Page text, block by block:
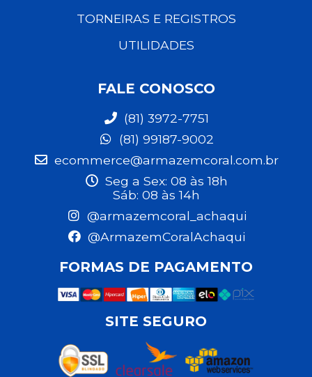
TORNEIRAS E REGISTROS
UTILIDADES
FALE CONOSCO
(81) 3972-7751
(81) 99187-9002
ecommerce@armazemcoral.com.br
Seg a Sex: 08 às 18h
Sáb: 08 às 14h
@armazemcoral_achaqui
@ArmazemCoralAchaqui
FORMAS DE PAGAMENTO
SITE SEGURO